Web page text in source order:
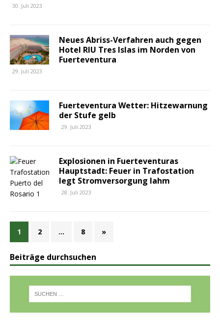
30. Juli 2023
Neues Abriss-Verfahren auch gegen
Hotel RIU Tres Islas im Norden von
Fuerteventura
29. Juli 2023
Fuerteventura Wetter: Hitzewarnung
der Stufe gelb
29. Juli 2023
Explosionen in Fuerteventuras
Hauptstadt: Feuer in Trafostation
legt Stromversorgung lahm
28. Juli 2023
1 2 … 8 »
Beiträge durchsuchen